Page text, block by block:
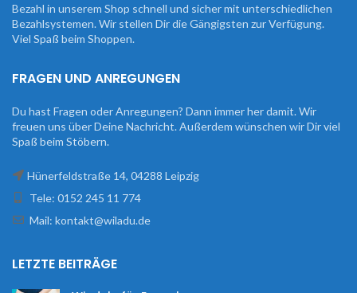
Bezahl in unserem Shop schnell und sicher mit unterschiedlichen
Bezahlsystemen. Wir stellen Dir die Gängigsten zur Verfügung.
Viel Spaß beim Shoppen.
FRAGEN UND ANREGUNGEN
Du hast Fragen oder Anregungen? Dann immer her damit. Wir
freuen uns über Deine Nachricht. Außerdem wünschen wir Dir viel
Spaß beim Stöbern.
Hünerfeldstraße 14, 04288 Leipzig
Tele: 0152 245 11 774
Mail: kontakt@wiladu.de
LETZTE BEITRÄGE